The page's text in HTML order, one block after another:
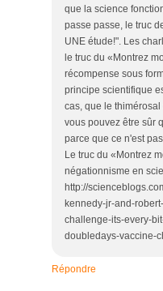
que la science
passe passe, le truc
UNE étude!". Les
le truc du «Montrez
récompense sous
principe scientifique
cas, que le
vous pouvez être sûr
parce que ce n'est
Le truc du «Montrez
négationnisme en
http://
kennedy-jr-and-
challenge-its-every-
doubledays-vaccine-
Répondre